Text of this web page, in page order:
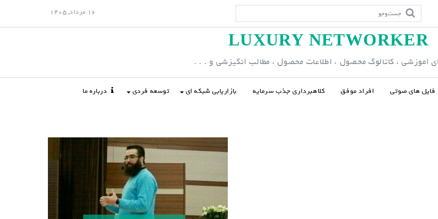
16 مرداد, 1405
LUXURY NETWORKER
اموزشی ، کاتالوگ محصول ، اطلاعات محصول ، مطالب انگیزشی و . . .
فایل های صوتی افراد موفق کلاهبرداری جذب سرمایه بازاریابی شبکه ای توسعه فردی درباره ما